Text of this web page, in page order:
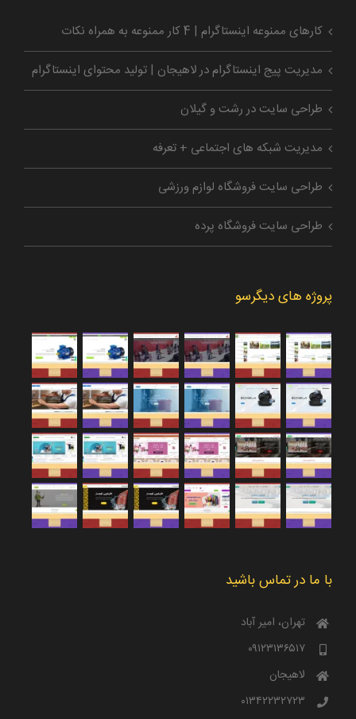
کارهای ممنوعه اینستاگرام | 4 کار ممنوعه به همراه نکات
مدیریت پیج اینستاگرام در لاهیجان | تولید محتوای اینستاگرام
طراحی سایت در رشت و گیلان
مدیریت شبکه های اجتماعی + تعرفه
طراحی سایت فروشگاه لوازم ورزشی
طراحی سایت فروشگاه پرده
پروژه های دیگرسو
با ما در تماس باشید
تهران، امیر آباد
۰۹۱۲۳۱۳۶۵۱۷
لاهیجان
۰۱۳۴۲۲۳۲۷۲۳